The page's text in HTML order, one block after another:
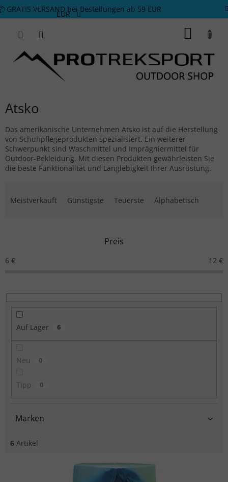
Zum Inhalt springen
GRATIS VERSAND bei Bestellungen ab 59 EUR
EUR
Atsko
Das amerikanische Unternehmen Atsko ist auf die Herstellung
von Schuhpflegeprodukten spezialisiert. Ein weiterer
Schwerpunkt sind Waschmittel und Imprägniermittel für
Outdoor-Bekleidung. Mit diesen Produkten gewährleisten Sie
die beste Funktionalität und Langlebigkeit Ihrer Ausrüstung.
Meistverkauft Günstigste Teuerste Alphabetisch
Preis
6 € 12 €
Auf Lager 6
Neu 0
Tipp 0
Marken
6 Artikel
Liste der Produkte